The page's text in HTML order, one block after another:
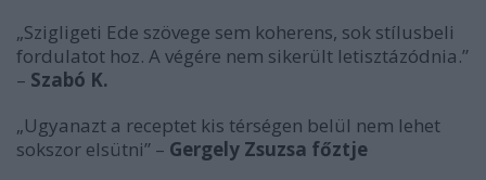
„Szigligeti Ede szövege sem koherens, sok stílusbeli
fordulatot hoz. A végére nem sikerült letisztázódnia.”
– Szabó K.
„Ugyanazt a receptet kis térségen belül nem lehet
sokszor elsütni” – Gergely Zsuzsa főztje